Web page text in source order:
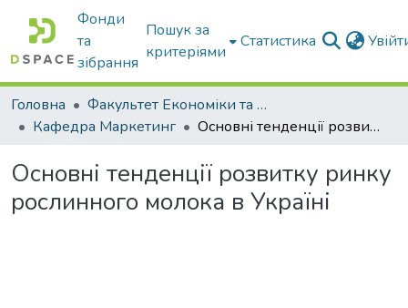
Фонди
та
зібрання
Пошук за
критеріями
Статистика
Головна
Факультет Економіки та бізнесу
Кафедра Маркетинг
Основні тенденції розвитку ринку рослинного молока в Україні
Основні тенденції розвитку ринку
рослинного молока в Україні